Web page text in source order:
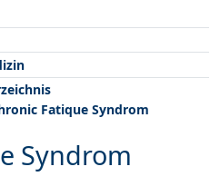
Fatique Syndrom
Syndrom